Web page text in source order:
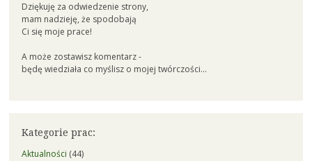
Dziękuję za odwiedzenie strony,
mam nadzieję, że spodobają
Ci się moje prace!
A może zostawisz komentarz -
będę wiedziała co myślisz o mojej twórczości...
Kategorie prac:
Aktualności (44)